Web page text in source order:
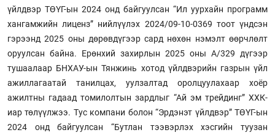
үйлдвэр ТӨҮГ-ын 2024 онд байгуулсан “Ил уурхайн программ
хангамжийн лиценз” нийлүүлэх 2024/09-10-0369 тоот үндсэн
гэрээнд 2025 оны дөрөвдүгээр сард нөхөн нэмэлт өөрчлөлт
оруулсан байна. Ерөнхий захирлын 2025 оны А/329 дүгээр
тушаалаар БНХАУ-ын Тянжинь хотод үйлдвэрийн газрын үйл
ажиллагаатай танилцах, уулзалтад оролцуулахаар хоёр
ажилтны гадаад томилолтын зардлыг “Ай эм трейдинг” ХХК-
иар төлүүлжээ. Тус компани болон “Эрдэнэт үйлдвэр” ТӨҮГ-ын
2024 онд байгуулсан “Бутлан тээвэрлэх хэсгийн туузан